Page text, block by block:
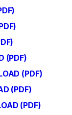
(PDF)
(PDF)
(PDF)
(PDF)